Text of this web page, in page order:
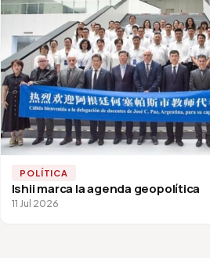
POLÍTICA
Ishii marca la agenda geopolítica
11 Jul 2026